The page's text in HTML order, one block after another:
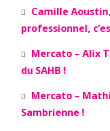
Camille
professionnel,
Mercato – Alix
du SAHB !
Mercato –
Sambrienne !